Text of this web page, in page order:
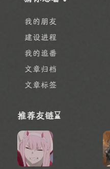
我的朋友
建设进程
我的追番
文章归档
文章标签
推荐友链⌛